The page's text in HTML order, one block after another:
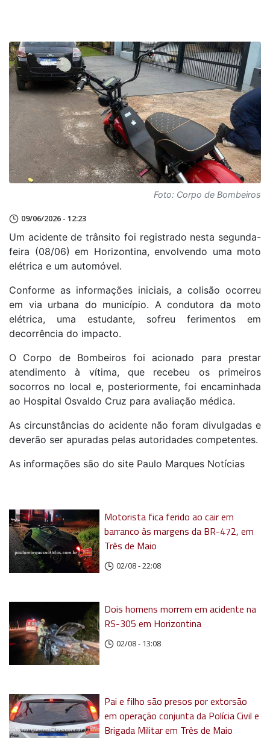
Foto: Corpo de Bombeiros
09/06/2026 - 12:23
Um acidente de trânsito foi registrado nesta segunda-
feira (08/06) em Horizontina, envolvendo uma moto
elétrica e um automóvel.
Conforme as informações iniciais, a colisão ocorreu
em via urbana do município. A condutora da moto
elétrica, uma estudante, sofreu ferimentos em
decorrência do impacto.
O Corpo de Bombeiros foi acionado para prestar
atendimento à vítima, que recebeu os primeiros
socorros no local e, posteriormente, foi encaminhada
ao Hospital Osvaldo Cruz para avaliação médica.
As circunstâncias do acidente não foram divulgadas e
deverão ser apuradas pelas autoridades competentes.
As informações são do site Paulo Marques Notícias
Motorista fica ferido ao cair em
barranco às margens da BR-472, em
Três de Maio
02/08 - 22:08
Dois homens morrem em acidente na
RS-305 em Horizontina
02/08 - 13:08
Pai e filho são presos por extorsão
em operação conjunta da Polícia Civil e
Brigada Militar em Três de Maio